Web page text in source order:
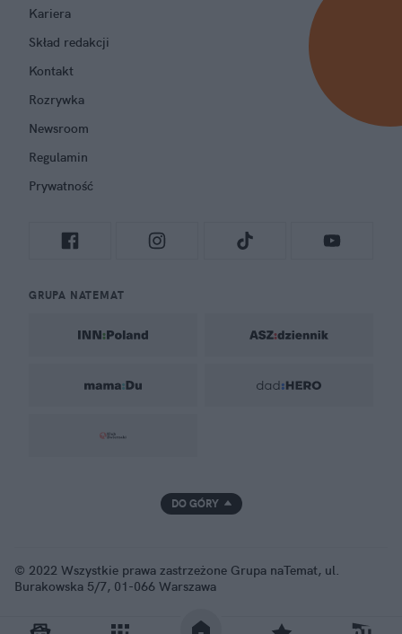
Kariera
Skład redakcji
Kontakt
Rozrywka
Newsroom
Regulamin
Prywatność
GRUPA NATEMAT
DO GÓRY
© 2022 Wszystkie prawa zastrzeżone Grupa naTemat, ul.
Burakowska 5/7, 01-066 Warszawa